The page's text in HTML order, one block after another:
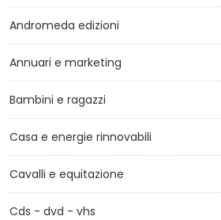
Andromeda edizioni
Annuari e marketing
Bambini e ragazzi
Casa e energie rinnovabili
Cavalli e equitazione
Cds - dvd - vhs